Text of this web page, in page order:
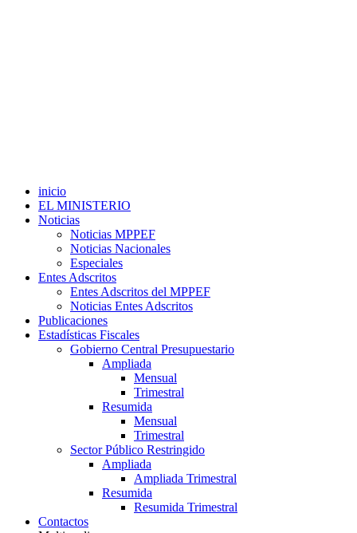
inicio
EL MINISTERIO
Noticias
Noticias MPPEF
Noticias Nacionales
Especiales
Entes Adscritos
Entes Adscritos del MPPEF
Noticias Entes Adscritos
Publicaciones
Estadísticas Fiscales
Gobierno Central Presupuestario
Ampliada
Mensual
Trimestral
Resumida
Mensual
Trimestral
Sector Público Restringido
Ampliada
Ampliada Trimestral
Resumida
Resumida Trimestral
Contactos